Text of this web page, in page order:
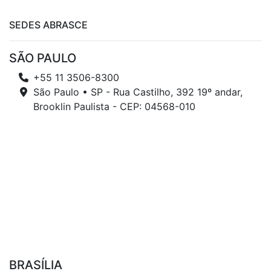
SEDES ABRASCE
SÃO PAULO
+55 11 3506-8300
São Paulo • SP - Rua Castilho, 392 19º andar,
Brooklin Paulista - CEP: 04568-010
BRASÍLIA